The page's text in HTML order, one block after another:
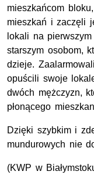
mieszkańcom
mieszkań i zaczęli
lokali na
starszym osobom,
dzieje.
opuścili swoje
dwóch mężczyzn,
płonącego
Dzięki szybkim i
mundurowych nie
(KWP w